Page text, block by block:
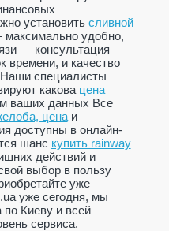
установить сливной
удобно,
— консультация
времени, и качество
специалисты
какова цена
ваших данных Все
ценаи
доступны в онлайн-
шанс купить rainway
действий и
выбор в пользу
уже
уже сегодня, мы
по Киеву и всей
сервиса.